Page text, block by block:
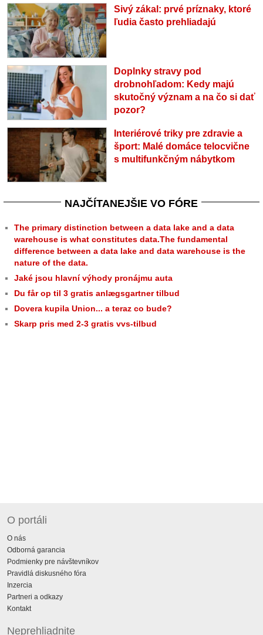
Sivý zákal: prvé príznaky, ktoré
ľudia často prehliadajú
Doplnky stravy pod
drobnohľadom: Kedy majú
skutočný význam a na čo si dať
pozor?
Interiérové triky pre zdravie a
šport: Malé domáce telocvične
s multifunkčným nábytkom
NAJČÍTANEJŠIE VO FÓRE
The primary distinction between a data lake and a data
warehouse is what constitutes data.The fundamental
difference between a data lake and data warehouse is the
nature of the data.
Jaké jsou hlavní výhody pronájmu auta
Du får op til 3 gratis anlægsgartner tilbud
Dovera kupila Union... a teraz co bude?
Skarp pris med 2-3 gratis vvs-tilbud
O portáli
O nás
Odborná garancia
Podmienky pre návštevníkov
Pravidlá diskusného fóra
Inzercia
Partneri a odkazy
Kontakt
Neprehliadnite